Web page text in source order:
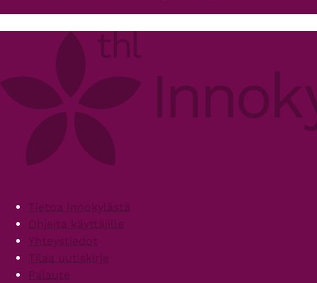
Primary
tabs
FooterTietoa Innokylästä
Ohjeita käyttäjille
Yhteystiedot
Tilaa uutiskirje
Palaute